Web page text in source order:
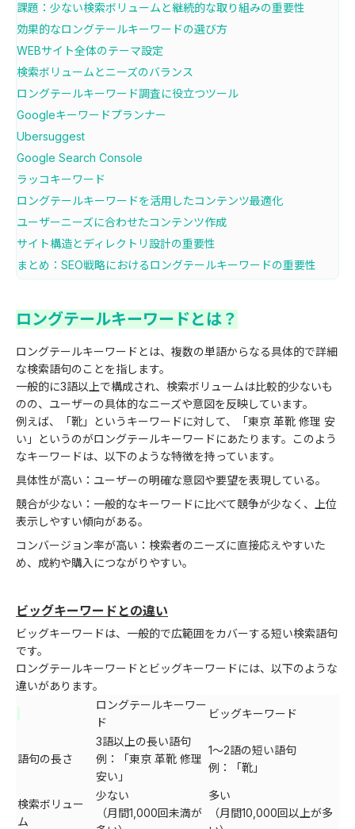
課題：少ない検索ボリュームと継続的な取り組みの重要性
効果的なロングテールキーワードの選び方
WEBサイト全体のテーマ設定
検索ボリュームとニーズのバランス
ロングテールキーワード調査に役立つツール
Googleキーワードプランナー
Ubersuggest
Google Search Console
ラッコキーワード
ロングテールキーワードを活用したコンテンツ最適化
ユーザーニーズに合わせたコンテンツ作成
サイト構造とディレクトリ設計の重要性
まとめ：SEO戦略におけるロングテールキーワードの重要性
ロングテールキーワードとは？
ロングテールキーワードとは、複数の単語からなる具体的で詳細
な検索語句のことを指します。
一般的に3語以上で構成され、検索ボリュームは比較的少ないも
のの、ユーザーの具体的なニーズや意図を反映しています。
例えば、「靴」というキーワードに対して、「東京 革靴 修理 安
い」というのがロングテールキーワードにあたります。このよう
なキーワードは、以下のような特徴を持っています。
具体性が高い：ユーザーの明確な意図や要望を表現している。
競合が少ない：一般的なキーワードに比べて競争が少なく、上位
表示しやすい傾向がある。
コンバージョン率が高い：検索者のニーズに直接応えやすいた
め、成約や購入につながりやすい。
ビッグキーワードとの違い
ビッグキーワードは、一般的で広範囲をカバーする短い検索語句
です。
ロングテールキーワードとビッグキーワードには、以下のような
違いがあります。
ロングテールキーワー
ド
ビッグキーワード
語句の長さ
3語以上の長い語句
例：「東京 革靴 修理
安い」
1～2語の短い語句
例：「靴」
検索ボリュー
ム
少ない
（月間1,000回未満が
多い
（月間10,000回以上が多